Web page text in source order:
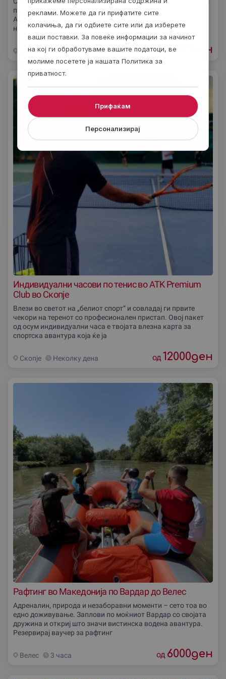
програми за почетници TRY SCUBA DIVING и
ARCHAEOLOGICAL TRY DIVING од Diving Center Amfora, ќе
нуркаш во кристално чистите води на
Охрид 2 часа од 2990 ден
Индивидуални часови по тенис во ATK Premium
Club во Скопје
Влези во светот на „белиот спорт“ и совладај ги првите
чекори на теренот со професионален пристап. Овој пакет
од осум индивидуални часа е твојата влезна карта за
спортска авантура која ќе ја
Скопjе Неколку дена од 12000ден
Рафтинг во Македонија по Вардар до Велес
Адреналин, природа и незаборавни моменти – сето тоа во
едно доживување. Заплови по моќниот Вардар со својата
дружина и откриј што значи вистинска водена авантура.
Резервирај ваучер за рафтинг
Велес 3 часа од 6000ден
реклами. Можете да ги прифатите сите
колачиња, да ги одбиете сите или да изберете
ваши поставки. За повеќе информации за начинот
на кој ги обработуваме вашите податоци, ве
молиме посетете ја нашата Политика за
приватност.
Персонализирај
Прифаќам